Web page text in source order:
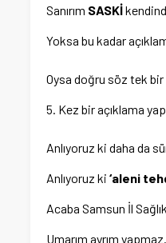
Sanırım SASKİ
Yoksa bu kadar
Oysa doğru söz tek
5. Kez bir açıklama
Anlıyoruz ki daha da
Anlıyoruz ki ‘aleni
Acaba Samsun İl
Umarım ayrım yapmaz.